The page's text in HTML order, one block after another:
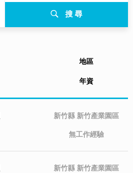
搜 尋
地區
年資
新竹縣 新竹產業園區
無工作經驗
新竹縣 新竹產業園區